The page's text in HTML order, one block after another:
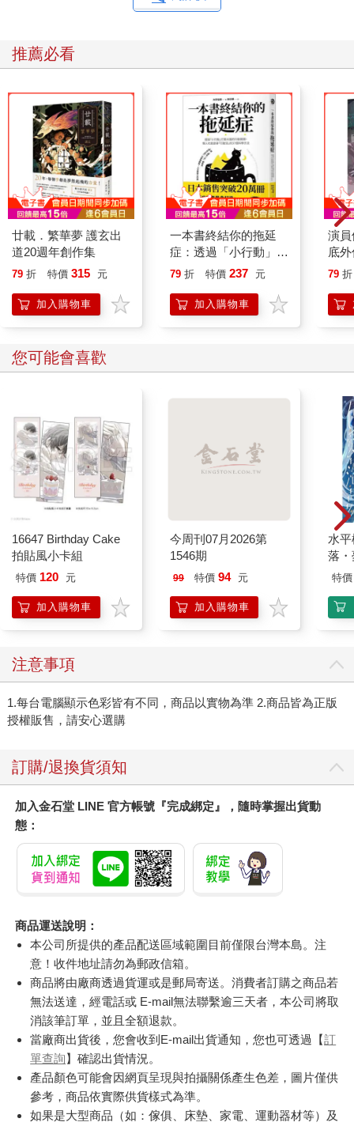
推薦必看
廿載．繁華夢 護玄出
道20週年創作集
79 折 特價 315 元
加入購物車
一本書終結你的拖延
症：透過「小行動」打
開大腦的行動開關，懶
的37個科學方法
79 折 特價 237 元
加入購物車
演
底
79 折
您可能會喜歡
16647 Birthday Cake
拍貼風小卡組
特價 120 元
加入購物車
今周刊07月2026第
1546期
99 特價 94 元
加入購物車
水
落
特價
注意事項
1.每台電腦顯示色彩皆有不同，商品以實物為準 2.商品皆為正版
授權販售，請安心選購
訂購/退換貨須知
加入金石堂 LINE 官方帳號『完成綁定』，隨時掌握出貨動
態：
商品運送說明：
本公司所提供的產品配送區域範圍目前僅限台灣本島。注
意！收件地址請勿為郵政信箱。
商品將由廠商透過貨運或是郵局寄送。消費者訂購之商品若
無法送達，經電話或 E-mail無法聯繫逾三天者，本公司將取
消該筆訂單，並且全額退款。
當廠商出貨後，您會收到E-mail出貨通知，您也可透過【訂
單查詢】確認出貨情況。
產品顏色可能會因網頁呈現與拍攝關係產生色差，圖片僅供
參考，商品依實際供貨樣式為準。
如果是大型商品（如：傢俱、床墊、家電、運動器材等）及